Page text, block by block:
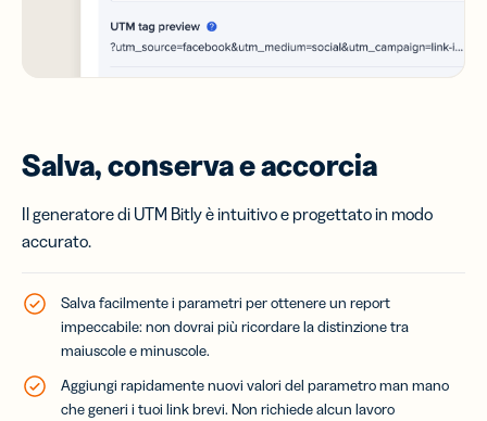
Salva, conserva e accorcia
Il generatore di UTM Bitly è intuitivo e progettato in modo
accurato.
Salva facilmente i parametri per ottenere un report
impeccabile: non dovrai più ricordare la distinzione tra
maiuscole e minuscole.
Aggiungi rapidamente nuovi valori del parametro man mano
che generi i tuoi link brevi. Non richiede alcun lavoro